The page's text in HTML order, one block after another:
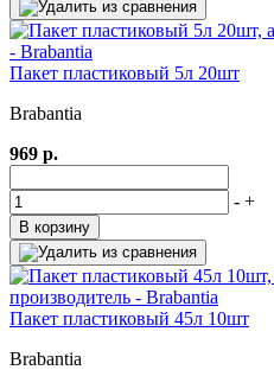
Пакет пластиковый 5л 20шт
Brabantia
969 р.
- +
В корзину
Пакет пластиковый 45л 10шт
Brabantia